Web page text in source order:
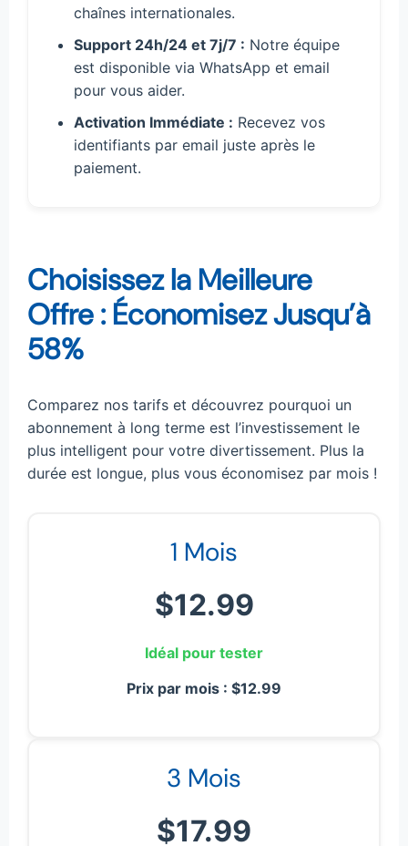
chaînes internationales.
Support 24h/24 et 7j/7 : Notre équipe
est disponible via WhatsApp et email
pour vous aider.
Activation Immédiate : Recevez vos
identifiants par email juste après le
paiement.
Choisissez la Meilleure
Offre : Économisez Jusqu’à
58%
Comparez nos tarifs et découvrez pourquoi un
abonnement à long terme est l’investissement le
plus intelligent pour votre divertissement. Plus la
durée est longue, plus vous économisez par mois !
1 Mois
$12.99
Idéal pour tester
Prix par mois : $12.99
3 Mois
$17.99